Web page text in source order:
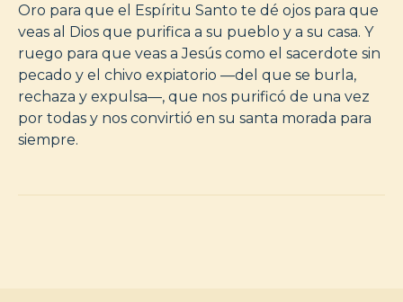
Oro para que el Espíritu Santo te dé ojos para que
veas al Dios que purifica a su pueblo y a su casa. Y
ruego para que veas a Jesús como el sacerdote sin
pecado y el chivo expiatorio —del que se burla,
rechaza y expulsa—, que nos purificó de una vez
por todas y nos convirtió en su santa morada para
siempre.